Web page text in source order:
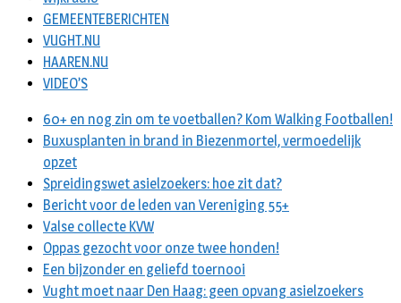
GEMEENTEBERICHTEN
VUGHT.NU
HAAREN.NU
VIDEO’S
60+ en nog zin om te voetballen? Kom Walking Footballen!
Buxusplanten in brand in Biezenmortel, vermoedelijk
opzet
Spreidingswet asielzoekers: hoe zit dat?
Bericht voor de leden van Vereniging 55+
Valse collecte KVW
Oppas gezocht voor onze twee honden!
Een bijzonder en geliefd toernooi
Vught moet naar Den Haag: geen opvang asielzoekers